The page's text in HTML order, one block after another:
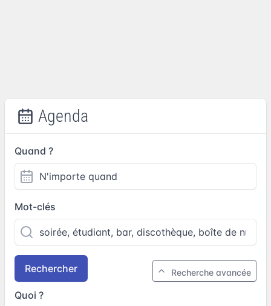
Agenda
Quand ?
Mot-clés
Rechercher Recherche avancée
Quoi ?